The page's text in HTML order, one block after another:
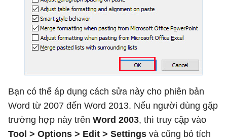
Bạn có thể áp dụng cách sửa này cho phiên bản
Word từ 2007 đến Word 2013. Nếu người dùng gặp
trường hợp này trên Word 2003, thì truy cập vào
Tool > Options > Edit > Settings và cũng bỏ tích